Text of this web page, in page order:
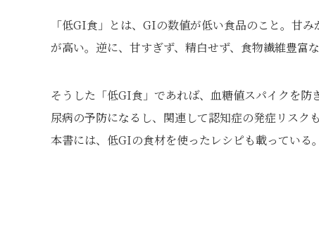
「低GI食」とは、GIの数値が低い食品のこと。甘
が高い。逆に、甘すぎず、精白せず、食物繊維豊富
そうした「低GI食」であれば、血糖値スパイクを
尿病の予防になるし、関連して認知症の発症リスク
本書には、低GIの食材を使ったレシピも載っている